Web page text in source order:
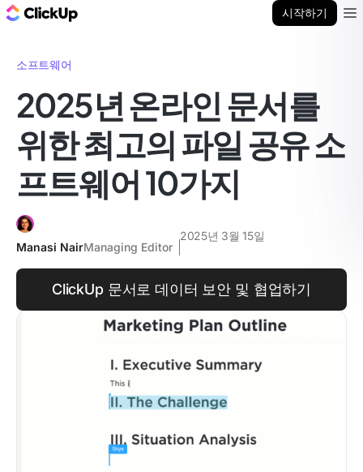
시작하기
소프트웨어
2025년 온라인 문서를
위한 최고의 파일 공유 소
프트웨어 10가지
Manasi NairManaging Editor
2025년 3월 15일
ClickUp 문서로 데이터 보안 및 협업하기